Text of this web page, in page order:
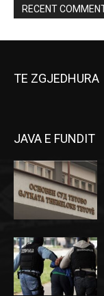
RECENT
TE ZGJEDHURA
JAVA E FUNDIT